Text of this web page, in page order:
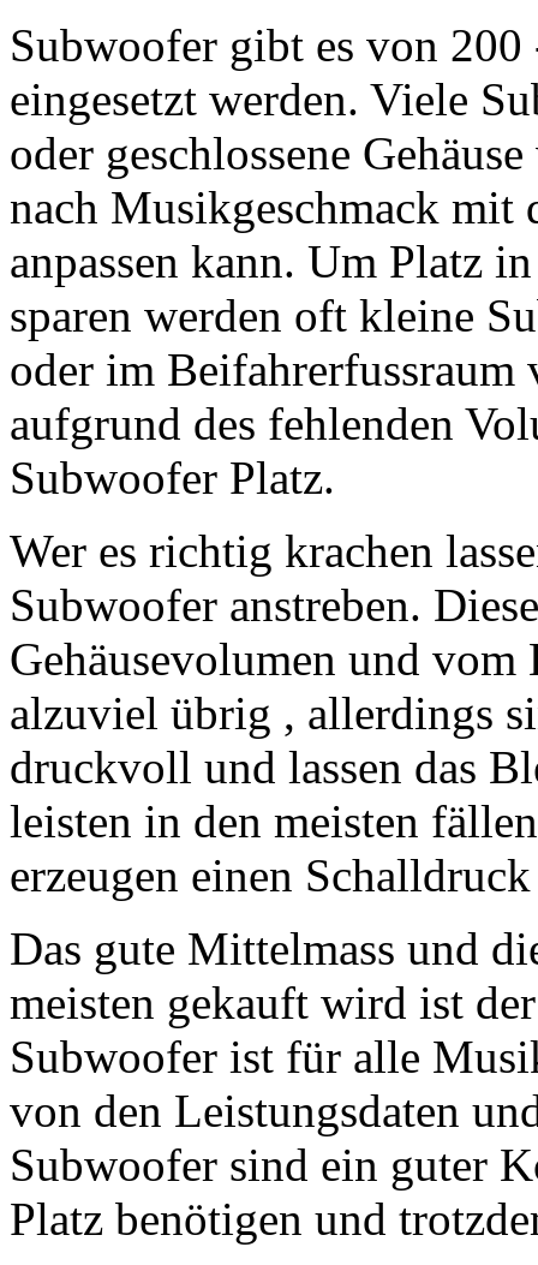
Subwoofer gibt es von
eingesetzt werden. Viele
oder geschlossene
nach Musikgeschmack mit
anpassen kann. Um Platz
sparen werden oft kleine
oder im Beifahrerfussraum
aufgrund des fehlenden
Subwoofer Platz.
Wer es richtig krachen
Subwoofer anstreben.
Gehäusevolumen und
alzuviel übrig , allerdings
druckvoll und lassen das
leisten in den meisten
erzeugen einen
Das gute Mittelmass und
meisten gekauft wird ist
Subwoofer ist für alle
von den Leistungsdaten
Subwoofer sind ein guter
Platz benötigen und